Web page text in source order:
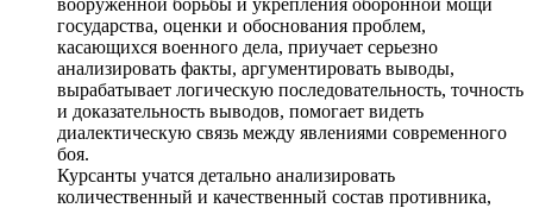
государства, оценки и обоснования проблем,
касающихся военного дела, приучает серьезно
анализировать факты, аргументировать выводы,
вырабатывает логическую последовательность, точность
и доказательность выводов, помогает видеть
диалектическую связь между явлениями современного
боя.
Курсанты учатся детально анализировать
количественный и качественный состав противника,